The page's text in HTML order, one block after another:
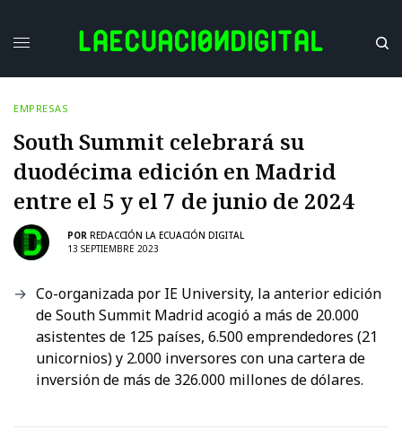
EMPRESAS
South Summit celebrará su
duodécima edición en Madrid
entre el 5 y el 7 de junio de 2024
POR REDACCIÓN LA ECUACIÓN DIGITAL
13 SEPTIEMBRE 2023
Co-organizada por IE University, la anterior edición
de South Summit Madrid acogió a más de 20.000
asistentes de 125 países, 6.500 emprendedores (21
unicornios) y 2.000 inversores con una cartera de
inversión de más de 326.000 millones de dólares.